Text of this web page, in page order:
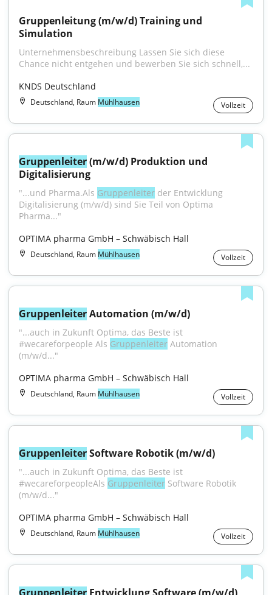
Gruppenleitung (m/w/d) Training und
Simulation
Unternehmensbeschreibung Lassen Sie sich diese
Chance nicht entgehen und bewerben Sie sich schnell,...
KNDS Deutschland
Deutschland, Raum Mühlhausen Vollzeit
Gruppenleiter (m/w/d) Produktion und
Digitalisierung
"...und Pharma.Als Gruppenleiter der Entwicklung
Digitalisierung (m/w/d) sind Sie Teil von Optima
Pharma..."
OPTIMA pharma GmbH – Schwäbisch Hall
Deutschland, Raum Mühlhausen Vollzeit
Gruppenleiter Automation (m/w/d)
"...auch in Zukunft Optima, das Beste ist
#wecareforpeople Als Gruppenleiter Automation
(m/w/d..."
OPTIMA pharma GmbH – Schwäbisch Hall
Deutschland, Raum Mühlhausen Vollzeit
Gruppenleiter Software Robotik (m/w/d)
"...auch in Zukunft Optima, das Beste ist
#wecareforpeopleAls Gruppenleiter Software Robotik
(m/w/d..."
OPTIMA pharma GmbH – Schwäbisch Hall
Deutschland, Raum Mühlhausen Vollzeit